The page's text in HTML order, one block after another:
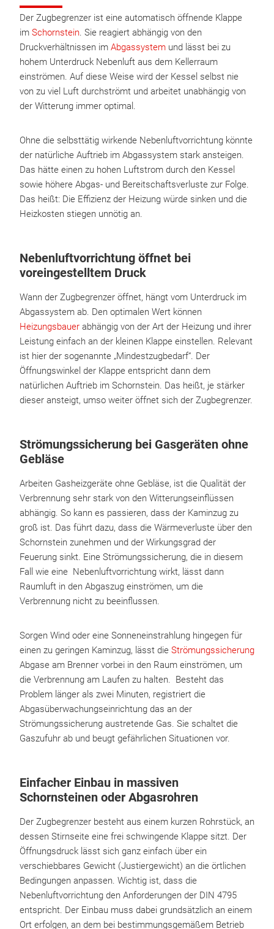
Der Zugbegrenzer ist eine automatisch öffnende Klappe
im Schornstein. Sie reagiert abhängig von den
Druckverhältnissen im Abgassystem und lässt bei zu
hohem Unterdruck Nebenluft aus dem Kellerraum
einströmen. Auf diese Weise wird der Kessel selbst nie
von zu viel Luft durchströmt und arbeitet unabhängig von
der Witterung immer optimal.
Ohne die selbsttätig wirkende Nebenluftvorrichtung könnte
der natürliche Auftrieb im Abgassystem stark ansteigen.
Das hätte einen zu hohen Luftstrom durch den Kessel
sowie höhere Abgas- und Bereitschaftsverluste zur Folge.
Das heißt: Die Effizienz der Heizung würde sinken und die
Heizkosten stiegen unnötig an.
Nebenluftvorrichtung öffnet bei
voreingestelltem Druck
Wann der Zugbegrenzer öffnet, hängt vom Unterdruck im
Abgassystem ab. Den optimalen Wert können
Heizungsbauer abhängig von der Art der Heizung und ihrer
Leistung einfach an der kleinen Klappe einstellen. Relevant
ist hier der sogenannte „Mindestzugbedarf“. Der
Öffnungswinkel der Klappe entspricht dann dem
natürlichen Auftrieb im Schornstein. Das heißt, je stärker
dieser ansteigt, umso weiter öffnet sich der Zugbegrenzer.
Strömungssicherung bei Gasgeräten ohne
Gebläse
Arbeiten Gasheizgeräte ohne Gebläse, ist die Qualität der
Verbrennung sehr stark von den Witterungseinflüssen
abhängig. So kann es passieren, dass der Kaminzug zu
groß ist. Das führt dazu, dass die Wärmeverluste über den
Schornstein zunehmen und der Wirkungsgrad der
Feuerung sinkt. Eine Strömungssicherung, die in diesem
Fall wie eine Nebenluftvorrichtung wirkt, lässt dann
Raumluft in den Abgaszug einströmen, um die
Verbrennung nicht zu beeinflussen.
Sorgen Wind oder eine Sonneneinstrahlung hingegen für
einen zu geringen Kaminzug, lässt die Strömungssicherung
Abgase am Brenner vorbei in den Raum einströmen, um
die Verbrennung am Laufen zu halten. Besteht das
Problem länger als zwei Minuten, registriert die
Abgasüberwachungseinrichtung das an der
Strömungssicherung austretende Gas. Sie schaltet die
Gaszufuhr ab und beugt gefährlichen Situationen vor.
Einfacher Einbau in massiven
Schornsteinen oder Abgasrohren
Der Zugbegrenzer besteht aus einem kurzen Rohrstück, an
dessen Stirnseite eine frei schwingende Klappe sitzt. Der
Öffnungsdruck lässt sich ganz einfach über ein
verschiebbares Gewicht (Justiergewicht) an die örtlichen
Bedingungen anpassen. Wichtig ist, dass die
Nebenluftvorrichtung den Anforderungen der DIN 4795
entspricht. Der Einbau muss dabei grundsätzlich an einem
Ort erfolgen, an dem bei bestimmungsgemäßem Betrieb